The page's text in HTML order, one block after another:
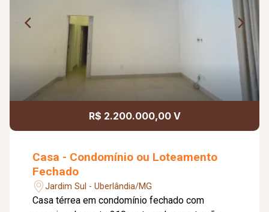
R$ 2.200.000,00 V
Casa - Condomínio ou Loteamento
Fechado
Jardim Sul - Uberlândia/MG
Casa térrea em condomínio fechado com